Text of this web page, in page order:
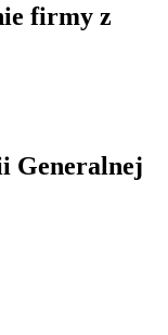
firmy z
Generalnej